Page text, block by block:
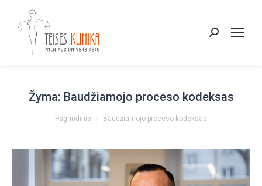
Paieška:
Žyma: Baudžiamojo proceso kodeksas
You are here:
Pagrindinis Baudžiamojo proceso kodeksas